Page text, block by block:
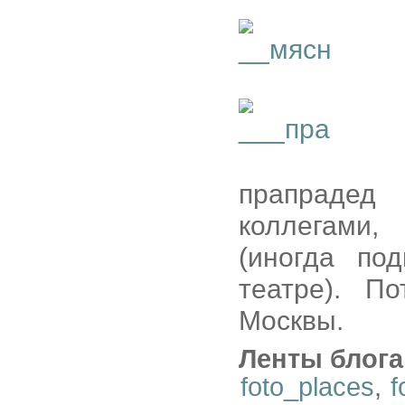
(иногда
театре).
Москвы.
Ленты
foto_places,